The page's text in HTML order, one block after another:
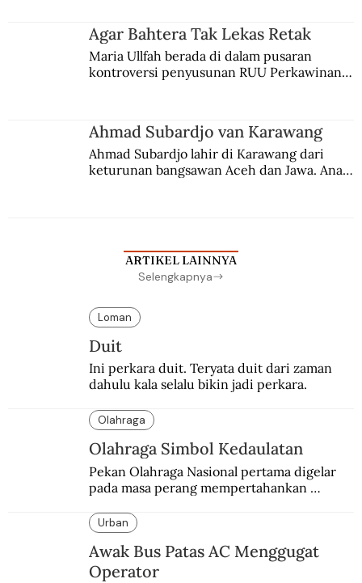
Agar Bahtera Tak Lekas Retak
Maria Ullfah berada di dalam pusaran
kontroversi penyusunan RUU Perkawinan.
Ahmad Subardjo van Karawang
Ahmad Subardjo lahir di Karawang dari
keturunan bangsawan Aceh dan Jawa. Anak
ARTIKEL LAINNYA
Selengkapnya
Loman
Duit
Ini perkara duit. Teryata duit dari zaman
dahulu kala selalu bikin jadi perkara.
Olahraga
Olahraga Simbol Kedaulatan
Pekan Olahraga Nasional pertama digelar
pada masa perang mempertahankan
Urban
Awak Bus Patas AC Menggugat
Operator